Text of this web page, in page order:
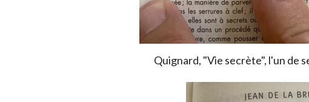
Quignard, "Vie secrète", l'un de